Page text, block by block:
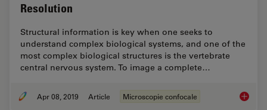
Resolution
Structural information is key when one seeks to
understand complex biological systems, and one of the
most complex biological structures is the vertebrate
central nervous system. To image a complete…
Apr 08, 2019 Article Microscopie confocale